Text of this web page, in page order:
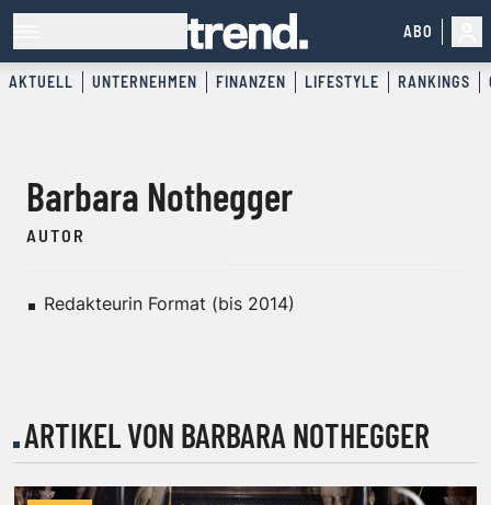
ABO
AKTUELL UNTERNEHMEN FINANZEN LIFESTYLE RANKINGS
Barbara Nothegger
AUTOR
Redakteurin Format (bis 2014)
ARTIKEL VON BARBARA NOTHEGGER